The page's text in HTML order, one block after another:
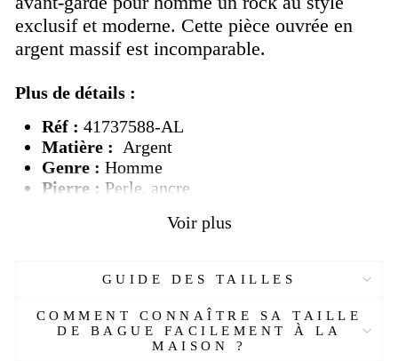
exclusif et moderne. Cette pièce ouvrée en
argent massif est incomparable.
Plus de détails :
Réf : 41737588-AL
Matière :
Argent
Genre : Homme
Pierre : Perle, ancre
54-71 mmVoir plus
GUIDE DES TAILLES
COMMENT CONNAÎTRE SA TAILLE
DE BAGUE FACILEMENT À LA
MAISON ?